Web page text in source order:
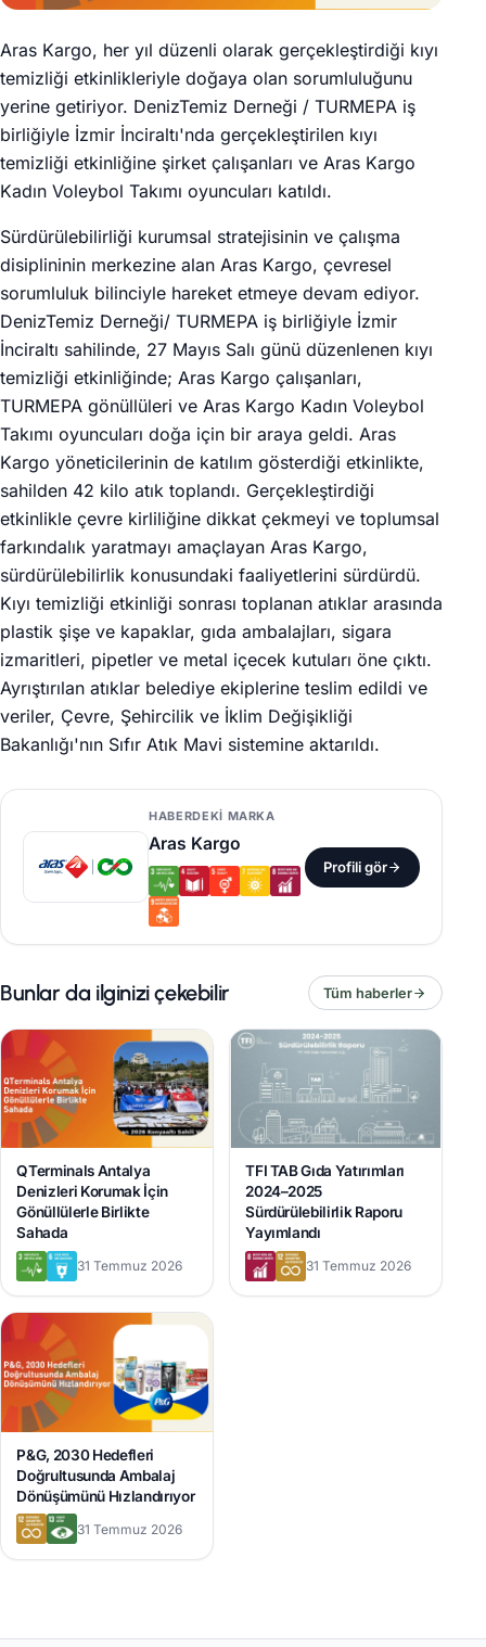
Aras Kargo, her yıl düzenli olarak gerçekleştirdiği kıyı
temizliği etkinlikleriyle doğaya olan sorumluluğunu
yerine getiriyor. DenizTemiz Derneği / TURMEPA iş
birliğiyle İzmir İnciraltı'nda gerçekleştirilen kıyı
temizliği etkinliğine şirket çalışanları ve Aras Kargo
Kadın Voleybol Takımı oyuncuları katıldı.
Sürdürülebilirliği kurumsal stratejisinin ve çalışma
disiplininin merkezine alan Aras Kargo, çevresel
sorumluluk bilinciyle hareket etmeye devam ediyor.
DenizTemiz Derneği/ TURMEPA iş birliğiyle İzmir
İnciraltı sahilinde, 27 Mayıs Salı günü düzenlenen kıyı
temizliği etkinliğinde; Aras Kargo çalışanları,
TURMEPA gönüllüleri ve Aras Kargo Kadın Voleybol
Takımı oyuncuları doğa için bir araya geldi. Aras
Kargo yöneticilerinin de katılım gösterdiği etkinlikte,
sahilden 42 kilo atık toplandı. Gerçekleştirdiği
etkinlikle çevre kirliliğine dikkat çekmeyi ve toplumsal
farkındalık yaratmayı amaçlayan Aras Kargo,
sürdürülebilirlik konusundaki faaliyetlerini sürdürdü.
Kıyı temizliği etkinliği sonrası toplanan atıklar arasında
plastik şişe ve kapaklar, gıda ambalajları, sigara
izmaritleri, pipetler ve metal içecek kutuları öne çıktı.
Ayrıştırılan atıklar belediye ekiplerine teslim edildi ve
veriler, Çevre, Şehircilik ve İklim Değişikliği
Bakanlığı'nın Sıfır Atık Mavi sistemine aktarıldı.
HABERDEKI MARKA
Aras Kargo
Profili gör
Bunlar da ilginizi çekebilir Tüm haberler
QTerminals Antalya
Denizleri Korumak İçin
Gönüllülerle Birlikte
Sahada
31 Temmuz 2026
TFI TAB Gıda Yatırımları
2024–2025
Sürdürülebilirlik Raporu
Yayımlandı
31 Temmuz 2026
P&G, 2030 Hedefleri
Doğrultusunda Ambalaj
Dönüşümünü Hızlandırıyor
31 Temmuz 2026